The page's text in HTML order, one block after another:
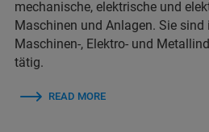
mechanische, elektrische und
Maschinen und Anlagen. Sie sind
Maschinen-, Elektro- und
tätig.
READ MORE